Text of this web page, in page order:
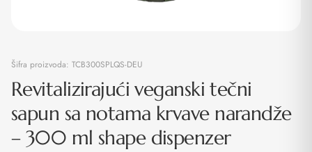
Šifra proizvoda: TCB300SPLQS-DEU
Revitalizirajući veganski tečni
sapun sa notama krvave narandže
– 300 ml shape dispenzer